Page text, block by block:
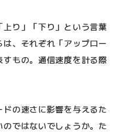
り」「下り」という言葉
、それぞれ「アップロー
もの。通信速度を計る際
の速さに影響を与えるた
ではないでしょうか。た